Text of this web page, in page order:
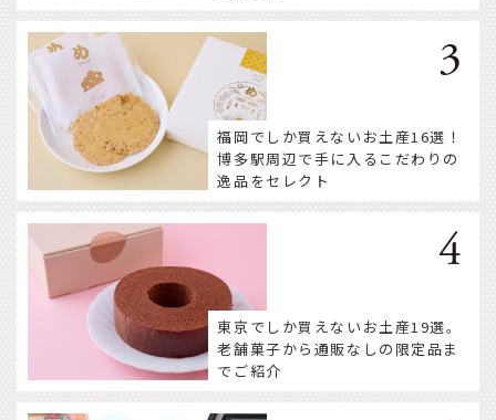
福岡でしか買えないお土産16選！
博多駅周辺で手に入るこだわりの
逸品をセレクト
東京でしか買えないお土産19選。
老舗菓子から通販なしの限定品ま
でご紹介